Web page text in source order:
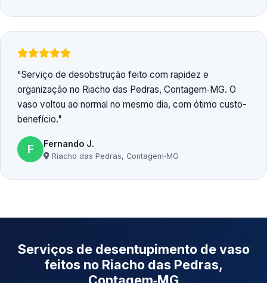
Serviço de desobstrução feito com rapidez e
organização no Riacho das Pedras, Contagem‑MG. O
vaso voltou ao normal no mesmo dia, com ótimo custo-
benefício.
F Fernando J.
Riacho das Pedras, Contagem‑MG
Serviços de desentupimento de vaso
feitos no Riacho das Pedras,